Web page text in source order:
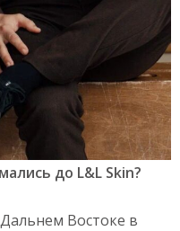
до L&L Skin?
Востоке в